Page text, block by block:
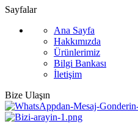
Sayfalar
Ana Sayfa
Hakkımızda
Ürünlerimiz
Bilgi Bankası
İletişim
Bize Ulaşın